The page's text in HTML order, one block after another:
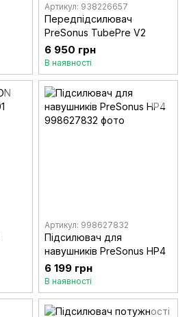
Артикул: 938226657
Передпідсилювач
PreSonus TubePre V2
6 950 грн
В наявності
Артикул: 998627832
Підсилювач для
навушників PreSonus HP4
6 199 грн
В наявності